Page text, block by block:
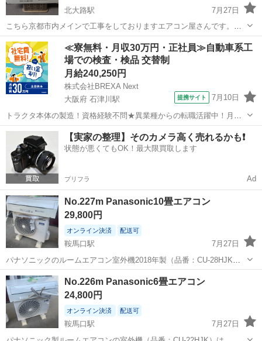
北大路駅
7月27日
こちら京都市内メインで工事をしておりますエアコン屋さんです。
エアコン洗浄業務もしております。 こちらのエアコン同じ物が2台あ
ります。 一台50000円になります。 Panasonicエアコン6畳クラス2025
年式 リモコン...
京都 京都市 北大路駅 季節、空調家電
≪寮無料・月収30万円・正社員≫自動車系工
場での検査・検品 交替制
月給240,250円
株式会社BREXA Next
大阪府 石津川駅
提携サイト 7月10日
トラクタ本体の製造！資格経験不問★異業種からの転職活躍中！月収
例29万円以上！生活支援物資事前対応可◎即日入寮OK！寮費はずっと
無料＆備品付き1R寮完備！赴任旅費会社負担！工場まで無料送迎あり
◎《大阪府堺市》 人気の工場の...
大阪 堺市 石津川駅 その他
【実家の整理】そのカメラ高く売れるかも❗️
状態が悪くてもOK！最大限買取します
プリフラ Ad
No.227m Panasonic10畳エアコン
29,800円
オンライン決済 配送可
鞍馬口駅
7月27日
パナソニックのルームエアコン室外機2018年製（品番：CU-28HJK）
です。冷暖房兼用のセパレート形室外機です。100Vの電源を使用し、
冷媒としてR32を使用しています。主に10畳用などの環境で使用され
るモデルです。 リ...
京都 京都市 季節、空調家電
No.226m Panasonic6畳エアコン
24,800円
オンライン決済 配送可
鞍馬口駅
7月27日